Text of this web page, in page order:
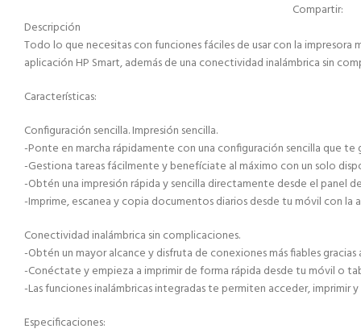
Compartir:
Descripción
Todo lo que necesitas con funciones fáciles de usar con la
aplicación HP Smart, además de una conectividad inalámbrica sin
Características:
Configuración sencilla. Impresión sencilla.
-Ponte en marcha rápidamente con una configuración sencilla que te
-Gestiona tareas fácilmente y benefíciate al máximo con un solo
-Obtén una impresión rápida y sencilla directamente desde el panel
-Imprime, escanea y copia documentos diarios desde tu móvil con la
Conectividad inalámbrica sin complicaciones.
-Obtén un mayor alcance y disfruta de conexiones más fiables
-Conéctate y empieza a imprimir de forma rápida desde tu móvil o
-Las funciones inalámbricas integradas te permiten acceder, imprimir
Especificaciones: